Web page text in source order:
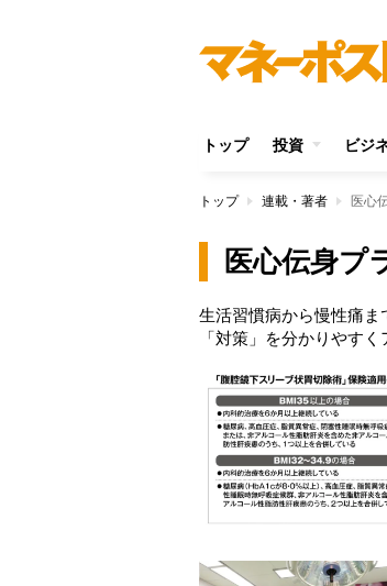
トップ 投資 ビジ
トップ 連載・著者 医心
医心伝身
生活習慣病から慢性痛ま
「対策」を分かりやすく